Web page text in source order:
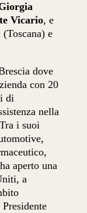
Vicario, e
e
dove
con 20
di
nella
i suoi
aperto una
a